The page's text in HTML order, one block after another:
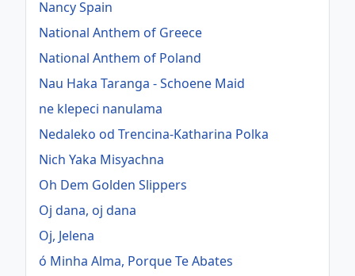
Nancy Spain
National Anthem of Greece
National Anthem of Poland
Nau Haka Taranga - Schoene Maid
ne klepeci nanulama
Nedaleko od Trencina-Katharina Polka
Nich Yaka Misyachna
Oh Dem Golden Slippers
Oj dana, oj dana
Oj, Jelena
ó Minha Alma, Porque Te Abates